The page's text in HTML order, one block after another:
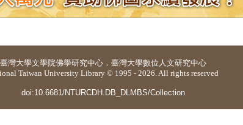
臺灣大學文學院佛學研究中心 ． 臺灣大學數位人文研究中心
Taiwan University Library © 1995 - 2026. All rights reserved
doi:10.6681/NTURCDH.DB_DLMBS/Collection